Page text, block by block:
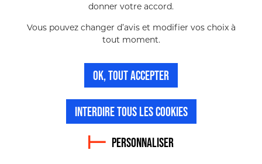
© Copyright 2026 - Tous droits reservés - Cotentin
donner votre accord.
Vous pouvez changer d’avis et modifier vos choix à
tout moment.
OK, TOUT ACCEPTER
INTERDIRE TOUS LES COOKIES
PERSONNALISER